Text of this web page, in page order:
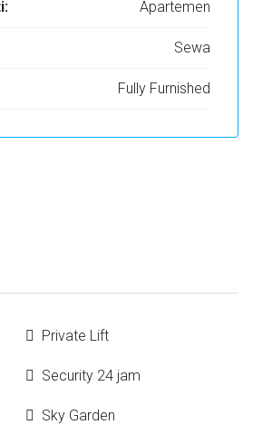
Apartemen
Sewa
Fully Furnished
Private Lift
Security 24 jam
Sky Garden